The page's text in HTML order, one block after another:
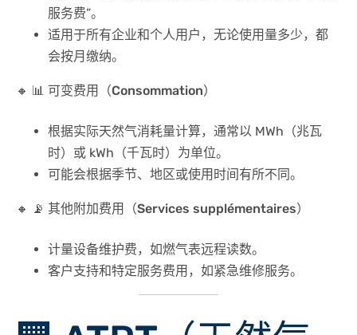
服务费”。
适用于所有企业和个人用户，无论使用量多少，都
会按月缴纳。
🔸 📊 可变费用（Consommation）
根据实际天然气消耗量计算，通常以 MWh（兆瓦
时）或 kWh（千瓦时）为单位。
可能会根据季节、地区或使用时间有所不同。
🔸 📡 其他附加费用（Services supplémentaires）
计量设备维护费，如燃气表远程读数。
客户支持和特定服务费用，如紧急维修服务。